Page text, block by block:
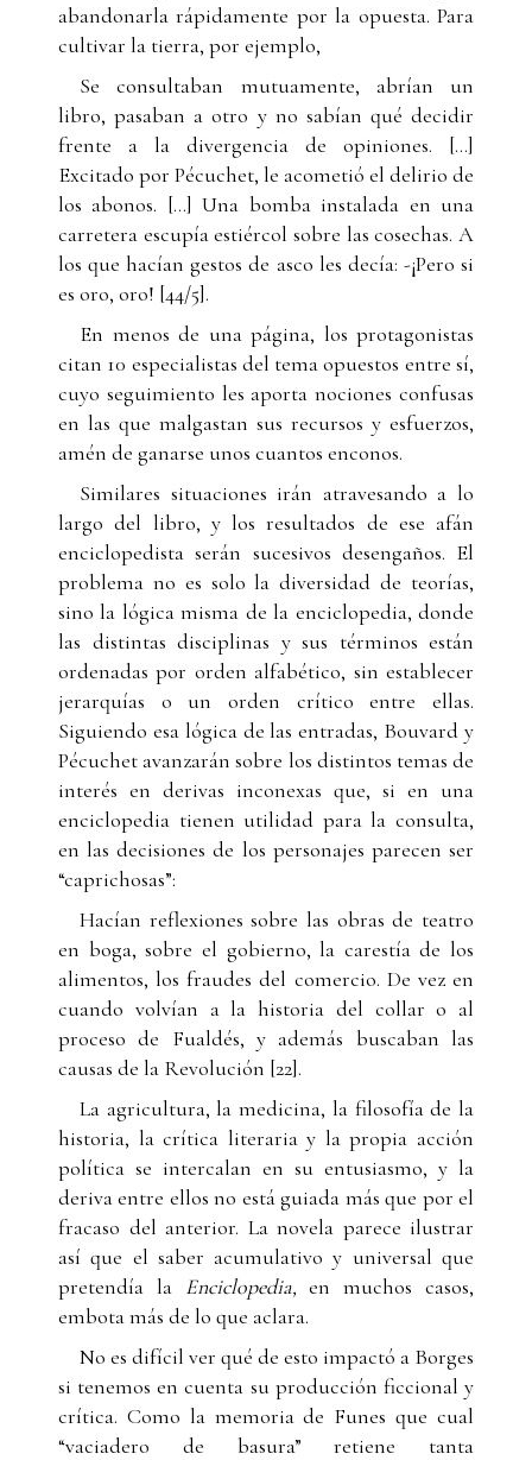
abandonarla rápidamente por la opuesta. Para
cultivar la tierra, por ejemplo,
Se consultaban mutuamente, abrían un
libro, pasaban a otro y no sabían qué decidir
frente a la divergencia de opiniones. […]
Excitado por Pécuchet, le acometió el delirio de
los abonos. […] Una bomba instalada en una
carretera escupía estiércol sobre las cosechas. A
los que hacían gestos de asco les decía: -¡Pero si
es oro, oro! [44/5].
En menos de una página, los protagonistas
citan 10 especialistas del tema opuestos entre sí,
cuyo seguimiento les aporta nociones confusas
en las que malgastan sus recursos y esfuerzos,
amén de ganarse unos cuantos enconos.
Similares situaciones irán atravesando a lo
largo del libro, y los resultados de ese afán
enciclopedista serán sucesivos desengaños. El
problema no es solo la diversidad de teorías,
sino la lógica misma de la enciclopedia, donde
las distintas disciplinas y sus términos están
ordenadas por orden alfabético, sin establecer
jerarquías o un orden crítico entre ellas.
Siguiendo esa lógica de las entradas, Bouvard y
Pécuchet avanzarán sobre los distintos temas de
interés en derivas inconexas que, si en una
enciclopedia tienen utilidad para la consulta,
en las decisiones de los personajes parecen ser
“caprichosas”:
Hacían reflexiones sobre las obras de teatro
en boga, sobre el gobierno, la carestía de los
alimentos, los fraudes del comercio. De vez en
cuando volvían a la historia del collar o al
proceso de Fualdés, y además buscaban las
causas de la Revolución [22].
La agricultura, la medicina, la filosofía de la
historia, la crítica literaria y la propia acción
política se intercalan en su entusiasmo, y la
deriva entre ellos no está guiada más que por el
fracaso del anterior. La novela parece ilustrar
así que el saber acumulativo y universal que
pretendía la Enciclopedia,en muchos casos,
embota más de lo que aclara.
No es difícil ver qué de esto impactó a Borges
si tenemos en cuenta su producción ficcional y
crítica. Como la memoria de Funes que cual
“vaciadero de basura” retiene tanta